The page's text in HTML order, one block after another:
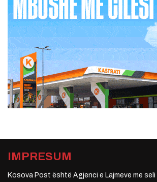
IMPRESUM
Kosova Post është Agjenci e Lajmeve me